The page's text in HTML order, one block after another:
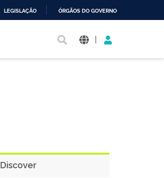
LEGISLAÇÃO ÓRGÃOS DO GOVERNO
|
Discover